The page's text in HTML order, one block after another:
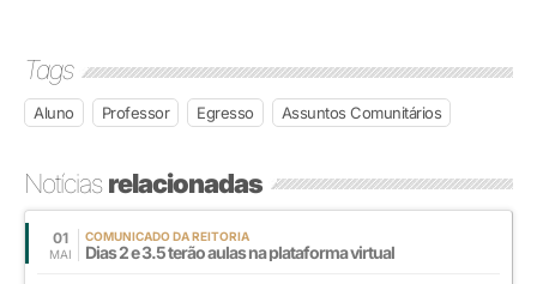
Tags
Aluno Professor Egresso Assuntos Comunitários
Notíciasrelacionadas
01
MAI
COMUNICADO DA REITORIA
Dias 2 e 3.5 terão aulas na plataforma virtual